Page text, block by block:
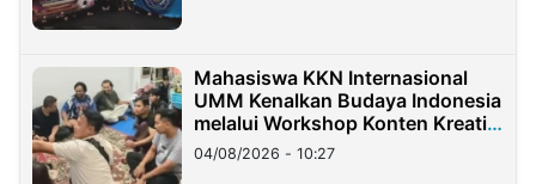
Mahasiswa KKN Internasional
UMM Kenalkan Budaya Indonesia
melalui Workshop Konten Kreatif
di Taiwan
04/08/2026 - 10:27